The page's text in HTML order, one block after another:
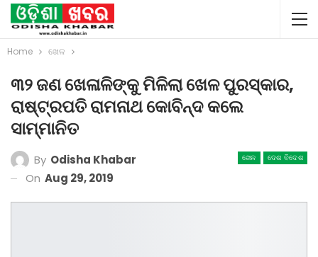
Home ଖେଳ
୩୨ ଜଣ ଖେଳାଳିଙ୍କୁ ମିଳିଲା ଖେଳ ପୁରସ୍କାର,
ରାଷ୍ଟ୍ରପତି ରାମନାଥ କୋବିନ୍ଦ କଲେ
ସାମ୍ମାନିତ
ଖେଳ ଦେଶ ବିଦେଶ
By Odisha Khabar
On Aug 29, 2019